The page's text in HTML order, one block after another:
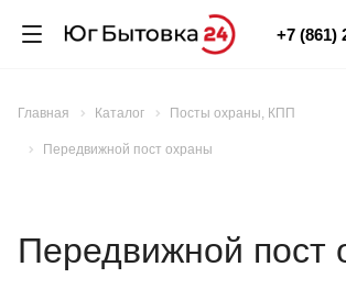
+7 (861)
Главная Каталог Посты охраны, КПП
Передвижной пост охраны
Передвижной пост